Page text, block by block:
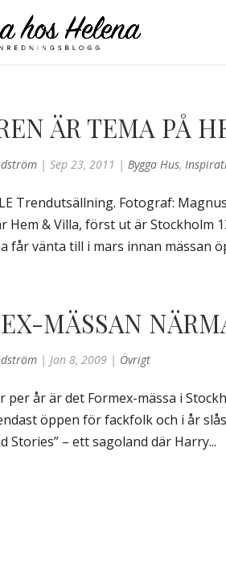
ÄR TEMA PÅ
|Sep 23, 2011 |Bygga Hus,
Trendutsällning. Fotograf:
Hem & Villa, först ut är Stockholm
får vänta till i mars innan mässan
MÄSSAN
|Jan 8, 2009 | Övrigt
per år är det Formex-mässa i
öppen för fackfolk och i år
Stories” – ett sagoland där Harry...